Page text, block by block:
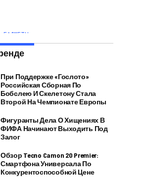
Лучших
Для
Года –
При Поддержке «Гослото»
Российская Сборная По
Бобслею И Скелетону Стала
Второй На Чемпионате Европы
Фигуранты Дела О Хищениях В
ФИФА Начинают Выходить Под
Залог
Обзор Tecno Camon 20 Premier:
Смартфона Универсала По
Конкурентоспособной Цене